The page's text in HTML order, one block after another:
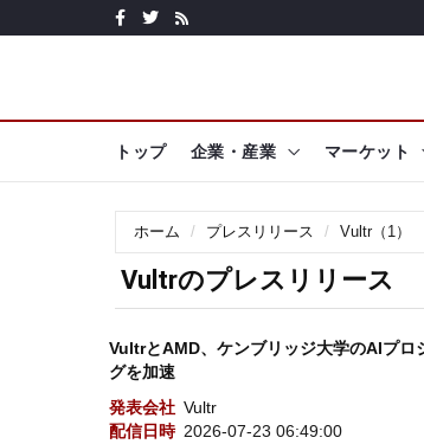
トップ 企業・産業 マーケット
ホーム プレスリリース Vultr（1）
Vultrのプレスリリース
VultrとAMD、ケンブリッジ大学のAIプロ
グを加速
発表会社 Vultr
配信日時 2026-07-23 06:49:00